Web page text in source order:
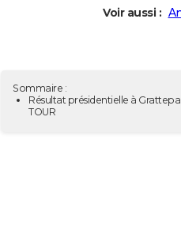
Voir aussi :
Sommaire :
Résultat présidentielle à
TOUR